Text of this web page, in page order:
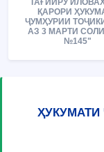
ТАҒЙИРУ
ҚАРОРИ
ҶУМҲУРИИ
АЗ 3 МАРТИ СОЛИ
№145"